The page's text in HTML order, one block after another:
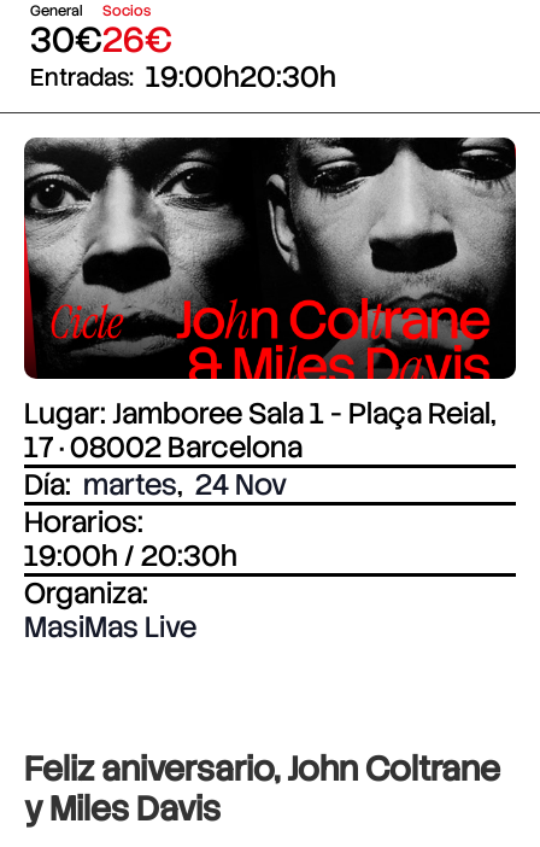
General
30€
Socios
26€
Entradas: 19:00h20:30h
Lugar: Jamboree Sala 1 - Plaça Reial,
17 · 08002 Barcelona
Día: martes, 24 Nov
Horarios:
19:00h / 20:30h
Organiza:
MasiMas Live
Feliz aniversario, John Coltrane
y Miles Davis